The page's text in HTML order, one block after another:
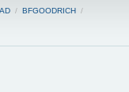
/ BFGOODRICH /